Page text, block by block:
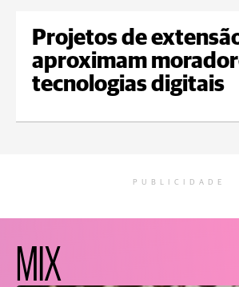
Projetos de
aproximam
tecnologias digitais
PUBLICIDADE
MIX